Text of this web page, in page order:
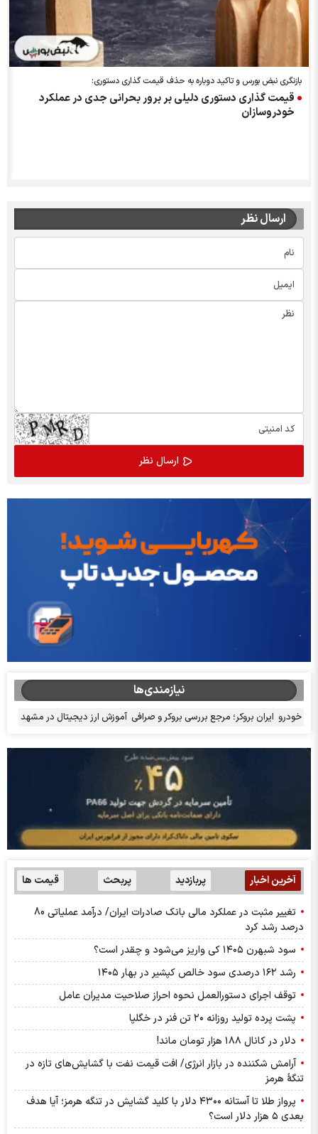
بازنگری نبض بورس و تاکید دوباره به حذف قیمت گذاری دستوری:
قیمت گذاری دستوری دلیلی بر برور بحرانی جدی در عملکرد
خودروسازان
ارسال نظر
نیازمندی‌ها
خودرو ایران بروکر؛ مرجع بررسی بروکر و صرافی آموزش ارز دیجیتال در مشهد
آخرین اخبار پربازدید پربحث قیمت ها
تغییر مثبت در عملکرد مالی بانک صادرات ایران/ درآمد عملیاتی 80
درصد رشد کرد
سود شبهرن ۱۴۰۵ کی واریز می‌شود و چقدر است؟
رشد ۱۶۲ درصدی سود خالص کپشیر در بهار ۱۴۰۵
توقف اجرای دستورالعمل نحوه احراز صلاحیت مدیران عامل
پشت پرده تولید روزانه ۲۰ تن فنر در خگلپا
دلار در کانال ۱۸۸ هزار تومان ماند!
آرامش شکننده در بازار انرژی/ افت قیمت نفت با گشایش‌های تازه در
تنگۀ هرمز
پرواز طلا تا آستانه ۴۳۰۰ دلار با کلید گشایش در تنگه هرمز؛ آیا هدف
بعدی ۵ هزار دلار است؟